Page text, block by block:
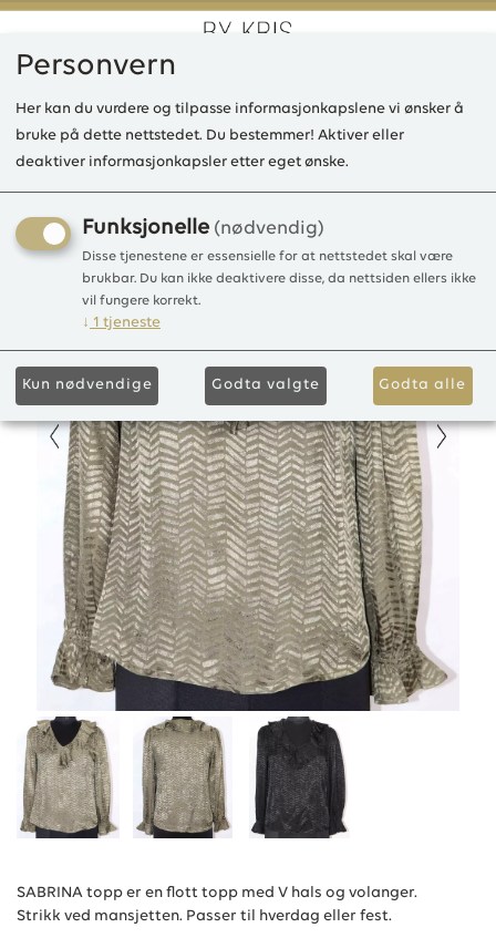
0
IE Sabrina top, Viscose
SABRINA topp er en flott topp med V hals og volanger.
Strikk ved mansjetten. Passer til hverdag eller fest.
Personvern
Her kan du vurdere og tilpasse informasjonkapslene vi ønsker å
bruke på dette nettstedet. Du bestemmer! Aktiver eller
deaktiver informasjonkapsler etter eget ønske.
Funksjonelle (nødvendig)
Disse tjenestene er essensielle for at nettstedet skal være
brukbar. Du kan ikke deaktivere disse, da nettsiden ellers ikke
vil fungere korrekt.
↓ 1 tjeneste
Kun nødvendige Godta valgte Godta alle